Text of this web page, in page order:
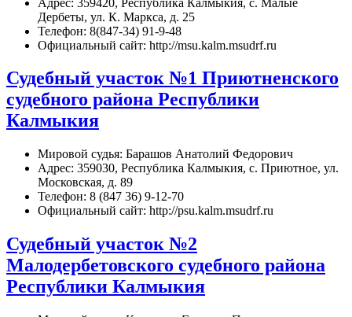
Дербеты, ул. К. Маркса, д. 25
Телефон: 8(847-34) 91-9-48
Официальный сайт: http://msu.kalm.msudrf.ru
Судебный участок №1 Приютненского
судебного района Республики
Калмыкия
Мировой судья: Барашов Анатолий Федорович
Адрес: 359030, Республика Калмыкия, с. Приютное, ул.
Московская, д. 89
Телефон: 8 (847 36) 9-12-70
Официальный сайт: http://psu.kalm.msudrf.ru
Судебный участок №2
Малодербетовского судебного района
Республики Калмыкия